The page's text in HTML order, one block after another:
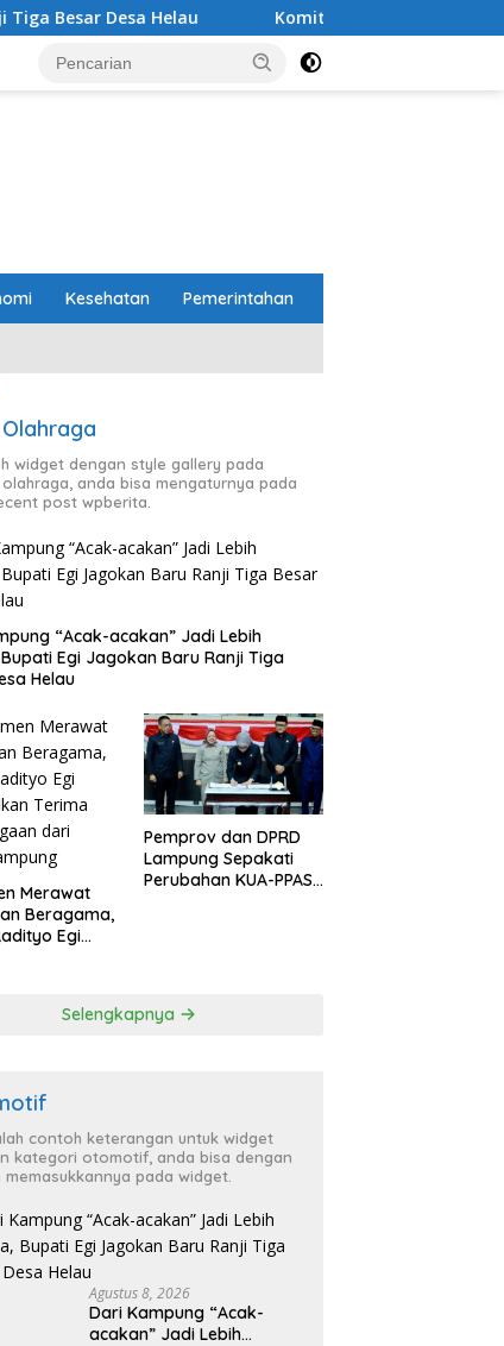
Komitmen Merawat Kerukunan Beragama,
Kesehatan Pemerintahan
widget dengan style gallery pada
anda bisa mengaturnya pada
post wpberita.
“Acak-acakan” Jadi Lebih
Egi Jagokan Baru Ranji Tiga
Helau
Merawat
Beragama,
Egi
Pemprov dan DPRD
Lampung Sepakati
Perubahan KUA-PPAS
Selengkapnya
contoh keterangan untuk widget
kategori otomotif, anda bisa dengan
memasukkannya pada widget.
Agustus 8, 2026
Dari Kampung “Acak-
acakan” Jadi Lebih